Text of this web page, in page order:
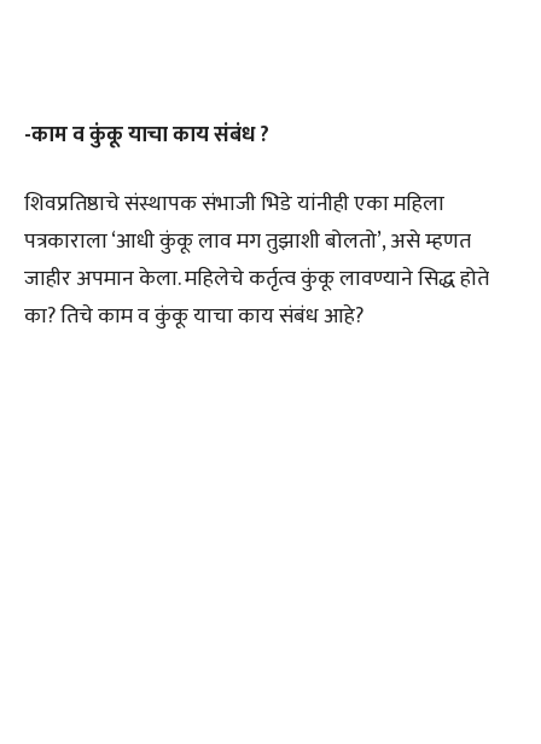
-काम व कुंकू याचा काय संबंध ?
शिवप्रतिष्ठाचे संस्थापक संभाजी भिडे यांनीही एका महिला
पत्रकाराला ‘आधी कुंकू लाव मग तुझाशी बोलतो’, असे म्हणत
जाहीर अपमान केला. महिलेचे कर्तृत्व कुंकू लावण्याने सिद्ध होते
का? तिचे काम व कुंकू याचा काय संबंध आहे?